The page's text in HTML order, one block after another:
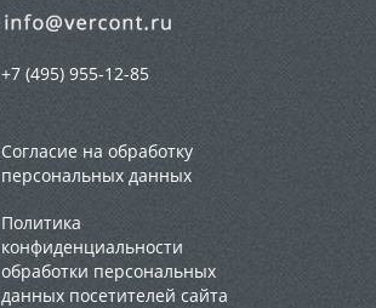
+7 (495) 955-12-85
Согласие на обработку
персональных данных
Политика
конфиденциальности
обработки персональных
данных посетителей сайта